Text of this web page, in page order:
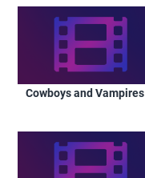
Cowboys and Vampires